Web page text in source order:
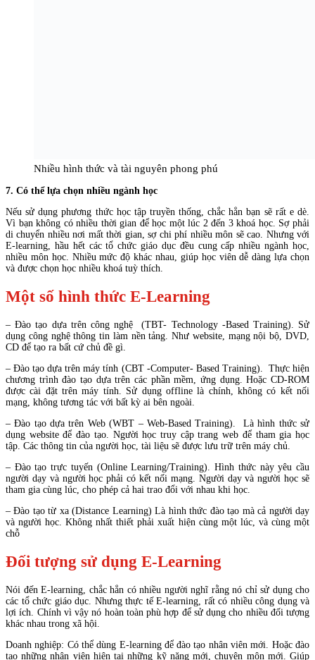
Nhiều hình thức và tài nguyên phong phú
7. Có thể lựa chọn nhiều ngành học
Nếu sử dụng phương thức học tập truyền thống, chắc hẳn bạn sẽ rất e dè.
Vì bạn không có nhiều thời gian để học một lúc 2 đến 3 khoá học. Sợ phải
di chuyển nhiều nơi mất thời gian, sợ chi phí nhiều môn sẽ cao. Nhưng với
E-learning, hầu hết các tổ chức giáo dục đều cung cấp nhiều ngành học,
nhiều môn học. Nhiều mức độ khác nhau, giúp học viên dễ dàng lựa chọn
và được chọn học nhiều khoá tuỳ thích.
Một số hình thức E-Learning
– Đào tạo dựa trên công nghệ (TBT- Technology -Based Training). Sử
dụng công nghệ thông tin làm nền tảng. Như website, mạng nội bộ, DVD,
CD để tạo ra bất cứ chủ đề gì.
– Đào tạo dựa trên máy tính (CBT -Computer- Based Training). Thực hiện
chương trình đào tạo dựa trên các phần mềm, ứng dụng. Hoặc CD-ROM
được cài đặt trên máy tính. Sử dụng offline là chính, không có kết nối
mạng, không tương tác với bất kỳ ai bên ngoài.
– Đào tạo dựa trên Web (WBT – Web-Based Training). Là hình thức sử
dụng website để đào tạo. Người học truy cập trang web để tham gia học
tập. Các thông tin của người học, tài liệu sẽ được lưu trữ trên máy chủ.
– Đào tạo trực tuyến (Online Learning/Training). Hình thức này yêu cầu
người dạy và người học phải có kết nối mạng. Người dạy và người học sẽ
tham gia cùng lúc, cho phép cả hai trao đổi với nhau khi học.
– Đào tạo từ xa (Distance Learning) Là hình thức đào tạo mà cả người dạy
và người học. Không nhất thiết phải xuất hiện cùng một lúc, và cùng một
chỗ
Đối tượng sử dụng E-Learning
Nói đến E-learning, chắc hẳn có nhiều người nghĩ rằng nó chỉ sử dụng cho
các tổ chức giáo dục. Nhưng thực tế E-learning, rất có nhiều công dụng và
lợi ích. Chính vì vậy nó hoàn toàn phù hợp để sử dụng cho nhiều đối tượng
khác nhau trong xã hội.
Doanh nghiệp: Có thể dùng E-learning để đào tạo nhân viên mới. Hoặc đào
tạo những nhân viên hiện tại những kỹ năng mới, chuyên môn mới. Giúp